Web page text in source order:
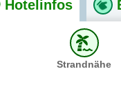
Hotelinfos
Strandnähe